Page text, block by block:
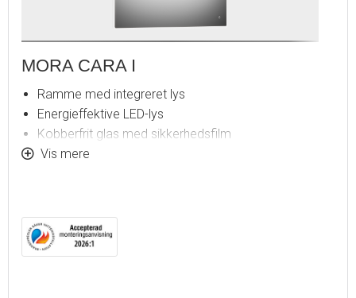
MORA CARA I
Ramme med integreret lys
Energieffektive LED-lys
Kobberfrit glas med sikkerhedsfilm
Dugfri med opvarmet afdugningsenhed
Monteringsafstand fra væg: 43 mm
Vis mere